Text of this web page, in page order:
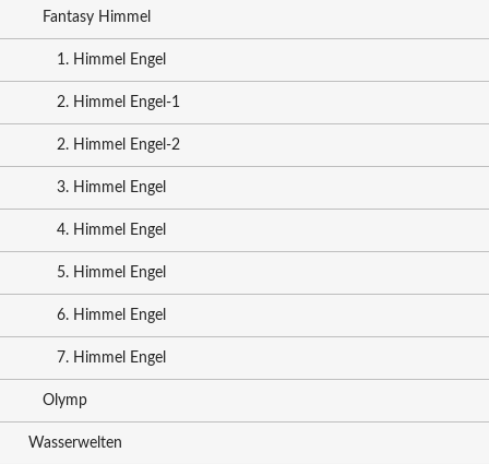
Fantasy Himmel
1. Himmel Engel
2. Himmel Engel-1
2. Himmel Engel-2
3. Himmel Engel
4. Himmel Engel
5. Himmel Engel
6. Himmel Engel
7. Himmel Engel
Olymp
Wasserwelten